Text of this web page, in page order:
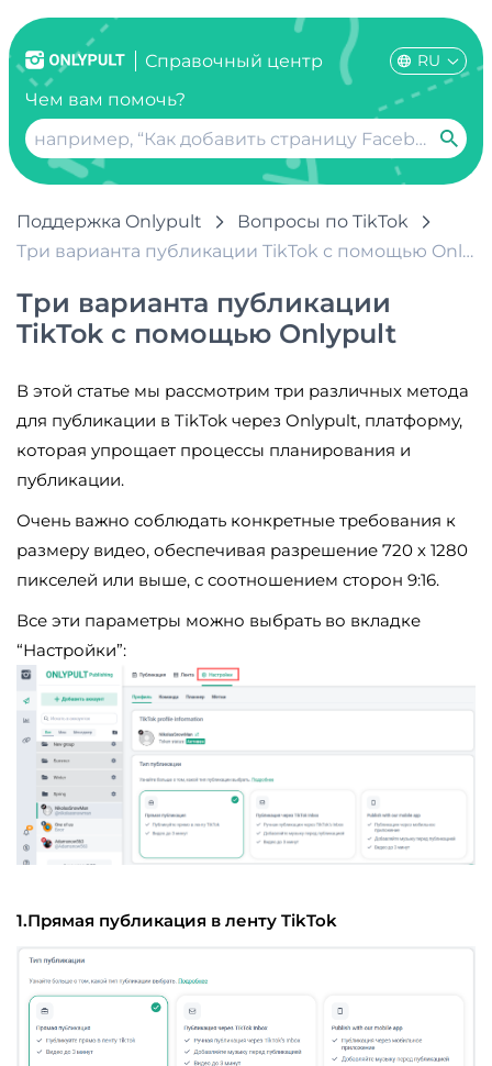
Справочный центр RU
Чем вам помочь?
Поддержка Onlypult
Вопросы по TikTok
Три варианта публикации TikTok с помощью Onlypult
Три варианта публикации
TikTok с помощью Onlypult
В этой статье мы рассмотрим три различных метода
для публикации в TikTok через Onlypult, платформу,
которая упрощает процессы планирования и
публикации.
Очень важно соблюдать конкретные требования к
размеру видео, обеспечивая разрешение 720 х 1280
пикселей или выше, с соотношением сторон 9:16.
Все эти параметры можно выбрать во вкладке
“Настройки”:
1.Прямая публикация в ленту TikTok